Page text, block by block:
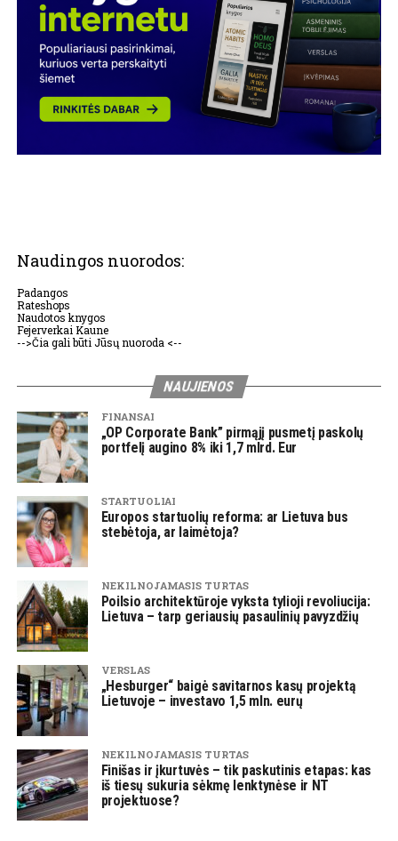
Naudingos nuorodos:
Padangos
Rateshops
Naudotos knygos
Fejerverkai Kaune
-->Čia gali būti Jūsų nuoroda <--
NAUJIENOS
FINANSAI
„OP Corporate Bank” pirmąjį pusmetį paskolų
portfelį augino 8% iki 1,7 mlrd. Eur
STARTUOLIAI
Europos startuolių reforma: ar Lietuva bus
stebėtoja, ar laimėtoja?
NEKILNOJAMASIS TURTAS
Poilsio architektūroje vyksta tylioji revoliucija:
Lietuva – tarp geriausių pasaulinių pavyzdžių
VERSLAS
„Hesburger“ baigė savitarnos kasų projektą
Lietuvoje – investavo 1,5 mln. eurų
NEKILNOJAMASIS TURTAS
Finišas ir įkurtuvės – tik paskutinis etapas: kas
iš tiesų sukuria sėkmę lenktynėse ir NT
projektuose?